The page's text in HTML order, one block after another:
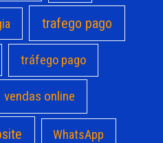
trafego pago
tráfego pago
vendas online
WhatsApp